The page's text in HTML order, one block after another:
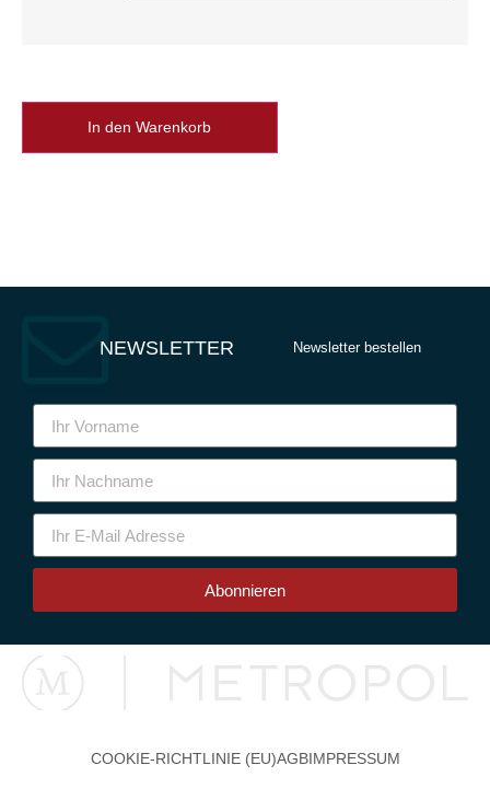
In den Warenkorb
NEWSLETTER Newsletter bestellen
Abonnieren
COOKIE-RICHTLINIE (EU)AGBIMPRESSUM